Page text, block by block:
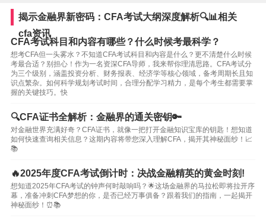
揭示金融界新密码：CFA考试大纲深度解析🔍📊相关
cfa资讯
CFA考试科目和内容有哪些？什么时候考最科学？
想考CFA但一头雾水？不知道CFA考试科目和内容是什么？更不清楚什么时候
考最合适？别担心！作为一名资深CFA导师，我来帮你理清思路。CFA考试分
为三个级别，涵盖投资分析、财务报表、经济学等核心领域，备考周期长且知
识点繁杂。如何科学规划考试时间，合理分配学习精力，是每个考生都需要掌
握的关键技巧。快
🔍CFA证书全解析：金融界的通关密钥🔑
对金融世界充满好奇？CFA证书，就像一把打开金融知识宝库的钥匙！想知道
如何快速查询相关信息？这期内容将带您深入理解CFA，揭开其神秘面纱！📈
📚
🔥2025年度CFA考试倒计时：决战金融精英的黄金时刻!
想知道2025年CFA考试的钟声何时敲响吗？🌟这场金融界的马拉松即将拉开序
幕，准备冲刺CFA梦想的你，是否已经万事俱备？跟着我们的指南，一起揭开
神秘面纱！⏰📚